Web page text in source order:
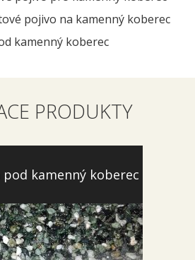
pojivo na kamenný koberec
kamenný koberec
PRODUKTY
pod kamenný koberec